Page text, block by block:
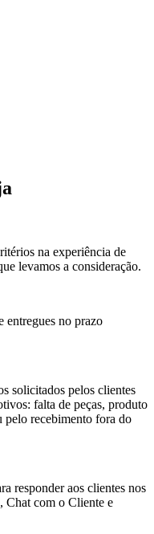
na experiência de
levamos a consideração.
entregues no prazo
solicitados pelos clientes
falta de peças, produto
pelo recebimento fora do
responder aos clientes nos
Chat com o Cliente e